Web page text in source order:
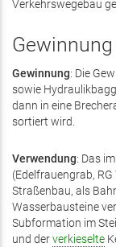
Verkehrswegebau
Gewinnung: Die
sowie
dann in eine
sortiert wird.
Verwendung: Das im
(Edelfrauengrab,
Straßenbau, als
Wasserbausteine
Subformation im
und derverkieselte